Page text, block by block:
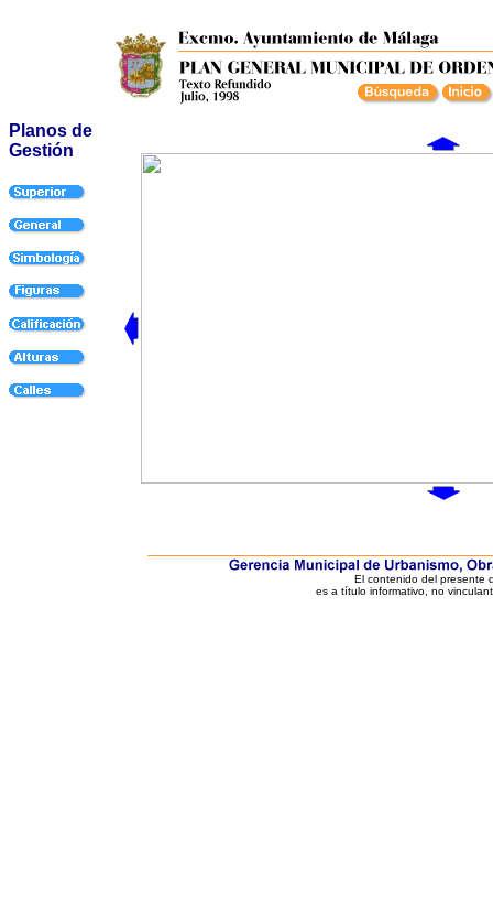
Planos de
Gestión
El contenido del presente
es a título informativo, no